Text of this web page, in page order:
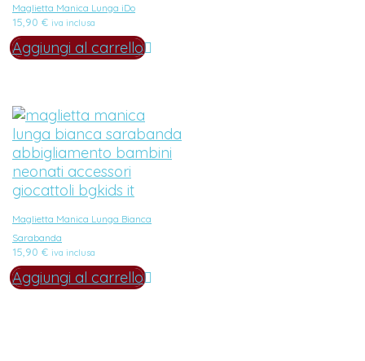
Maglietta Manica Lunga iDo
15,90 € iva inclusa
Aggiungi al carrello
Maglietta Manica Lunga Bianca
Sarabanda
15,90 € iva inclusa
Aggiungi al carrello